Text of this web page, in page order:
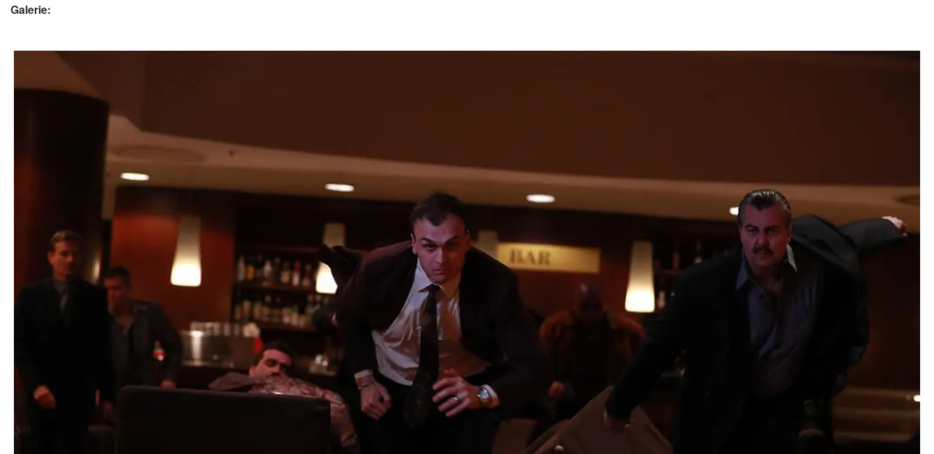
Galerie: